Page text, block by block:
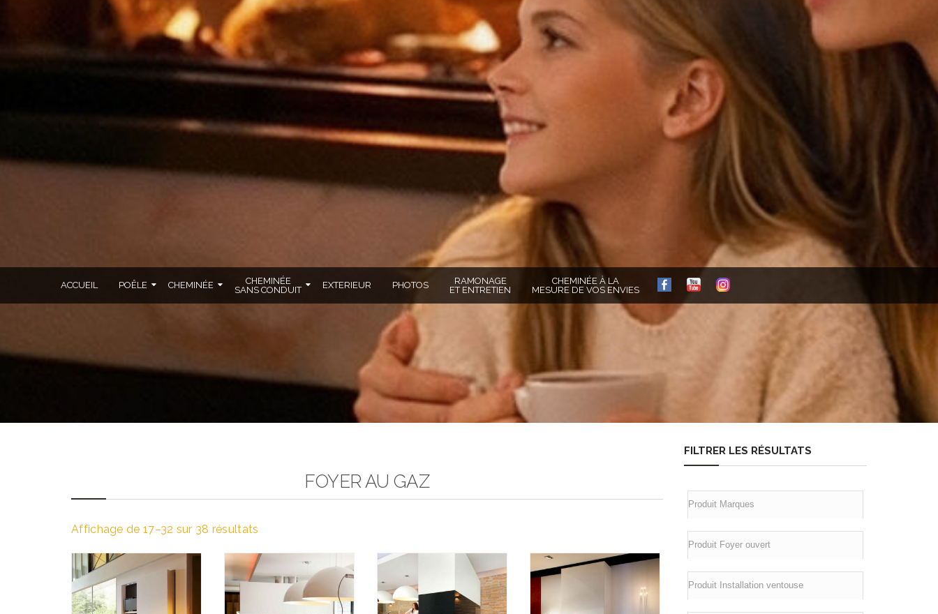
ACCUEIL POÊLE CHEMINÉE
CHEMINÉE
SANS CONDUIT
EXTERIEUR PHOTOS
RAMONAGE
ET ENTRETIEN
CHEMINÉE À LA
MESURE DE VOS ENVIES
FOYER AU GAZ
Affichage de 17–32 sur 38 résultats
FILTRER LES RÉSULTATS